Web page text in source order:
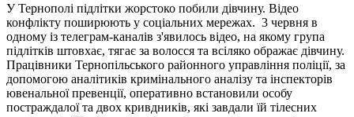
У Тернополі підлітки жорстоко побили дівчину. Відео
конфлікту поширюють у соціальних мережах. 3 червня в
одному із телеграм-каналів з'явилось відео, на якому група
підлітків штовхає, тягає за волосся та всіляко ображає дівчину.
Працівники Тернопільського районного управління поліції, за
допомогою аналітиків кримінального аналізу та інспекторів
ювенальної превенції, оперативно встановили особу
постраждалої та двох кривдників, які завдали їй тілесних